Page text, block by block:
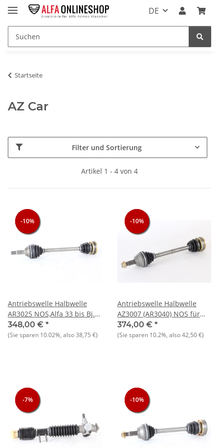
DE
Startseite
AZ Car
Filter und Sortierung
Artikel 1 - 4 von 4
-10%
-10%
-10%
Antriebswelle Halbwelle
AR3025 NOS,Alfa 33 bis Bj.
86/89 + AS Sprint L= ab
Innenaufl.Flansch bis
348,00 € *
(Sie sparen 10.02%, also38,75 €)
-10%
-10%
-10%
Antriebswelle Halbwelle
AZ3007 (AR3040) NOS für
Alfa 33 ab Bj 90,
Gewindedurchm.=
374,00 € *
(Sie sparen 10.2%, also42,50 €)
-7%
-7%
-7% -10%
-10%
-10%